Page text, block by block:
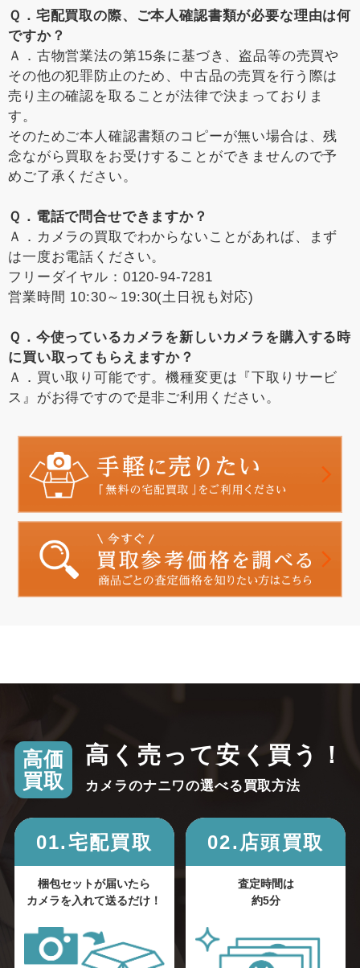
Ｑ．宅配買取の際、ご本人確認書類が必要な理由は何
ですか？
Ａ．古物営業法の第15条に基づき、盗品等の売買や
その他の犯罪防止のため、中古品の売買を行う際は
売り主の確認を取ることが法律で決まっておりま
す。
そのためご本人確認書類のコピーが無い場合は、残
念ながら買取をお受けすることができませんので予
めご了承ください。
Ｑ．電話で問合せできますか？
Ａ．カメラの買取でわからないことがあれば、まず
は一度お電話ください。
フリーダイヤル：0120-94-7281
営業時間 10:30～19:30(土日祝も対応)
Ｑ．今使っているカメラを新しいカメラを購入する時
に買い取ってもらえますか？
Ａ．買い取り可能です。機種変更は『下取りサービ
ス』がお得ですので是非ご利用ください。
高価
買取
高く売って安く買う！
カメラのナニワの選べる買取方法
01.宅配買取
梱包セットが届いたら
カメラを入れて送るだけ！
02.店頭買取
査定時間は
約5分